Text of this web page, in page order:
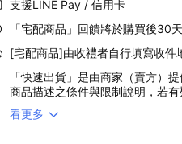
支援LINE Pay / 信用卡
「宅配商品」回饋將於購買後30
[宅配商品]由收禮者自行填寫收件
「快速出貨」是由商家（賣方）
商品描述之條件與限制說明，若有
看更多